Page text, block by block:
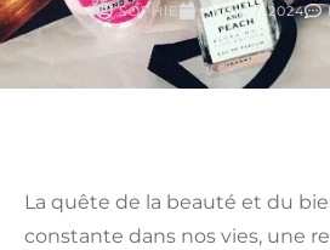
SOPHIE AVRIL 7, 2024
La quête de la beauté et du
constante dans nos vies, une